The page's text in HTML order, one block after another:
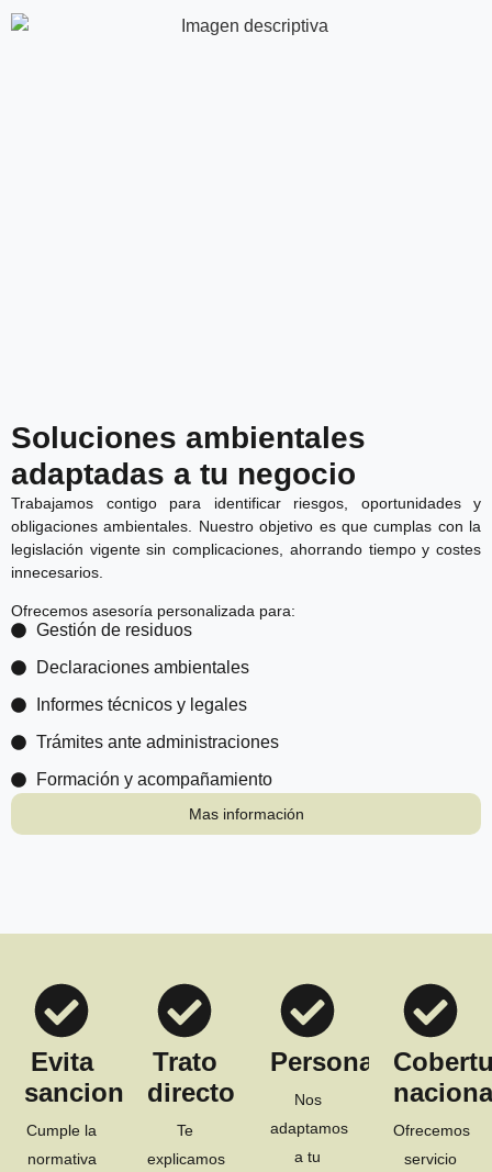
Soluciones ambientales
adaptadas a tu negocio
Trabajamos contigo para identificar riesgos, oportunidades y
obligaciones ambientales. Nuestro objetivo es que cumplas con la
legislación vigente sin complicaciones, ahorrando tiempo y costes
innecesarios.
Ofrecemos asesoría personalizada para:
Gestión de residuos
Declaraciones ambientales
Informes técnicos y legales
Trámites ante administraciones
Formación y acompañamiento
Mas información
Evita
sanciones
Cumple la
normativa
Trato
directo
Te
explicamos
Personalizado
Nos
adaptamos
a tu
Ofrecemos
servicio